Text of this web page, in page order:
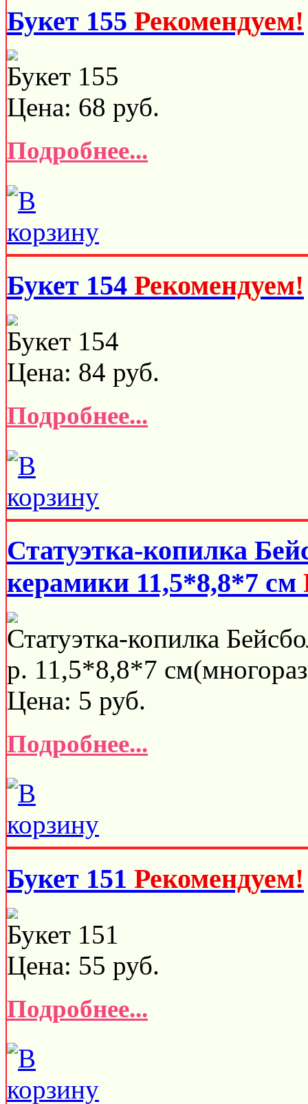
Букет 155 Рекомендуем!
Букет 155
Цена: 68 руб.
Подробнее...
Букет 154 Рекомендуем!
Букет 154
Цена: 84 руб.
Подробнее...
Статуэтка-копилка
керамики 11,5*8,8*7 см
Статуэтка-копилка
р. 11,5*8,8*7
Цена: 5 руб.
Подробнее...
Букет 151 Рекомендуем!
Букет 151
Цена: 55 руб.
Подробнее...